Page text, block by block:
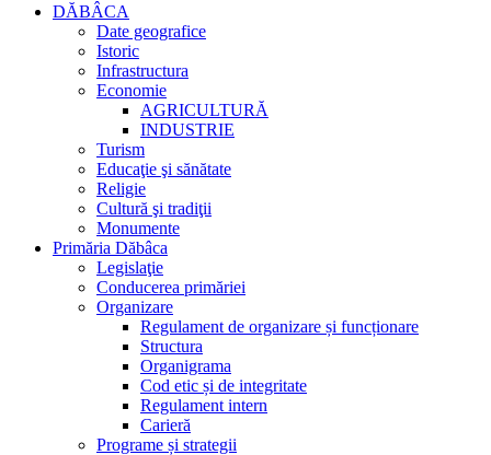
DĂBÂCA
Date geografice
Istoric
Infrastructura
Economie
AGRICULTURĂ
INDUSTRIE
Turism
Educaţie şi sănătate
Religie
Cultură şi tradiţii
Monumente
Primăria Dăbâca
Legislaţie
Conducerea primăriei
Organizare
Regulament de organizare și funcționare
Structura
Organigrama
Cod etic și de integritate
Regulament intern
Carieră
Programe și strategii